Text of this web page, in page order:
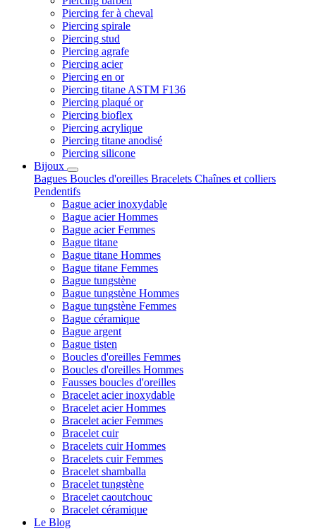
Piercing fer à cheval
Piercing spirale
Piercing stud
Piercing agrafe
Piercing acier
Piercing en or
Piercing titane ASTM F136
Piercing plaqué or
Piercing bioflex
Piercing acrylique
Piercing titane anodisé
Piercing silicone
Bijoux
Bagues Boucles d'oreilles Bracelets Chaînes et colliers
Pendentifs
Bague acier inoxydable
Bague acier Hommes
Bague acier Femmes
Bague titane
Bague titane Hommes
Bague titane Femmes
Bague tungstène
Bague tungstène Hommes
Bague tungstène Femmes
Bague céramique
Bague argent
Bague tisten
Boucles d'oreilles Femmes
Boucles d'oreilles Hommes
Fausses boucles d'oreilles
Bracelet acier inoxydable
Bracelet acier Hommes
Bracelet acier Femmes
Bracelet cuir
Bracelets cuir Hommes
Bracelets cuir Femmes
Bracelet shamballa
Bracelet tungstène
Bracelet caoutchouc
Bracelet céramique
Le Blog